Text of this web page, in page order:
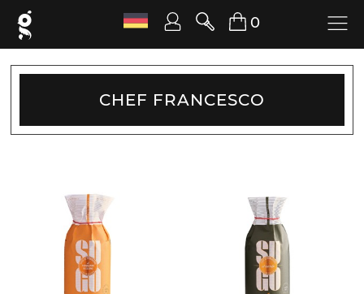
0
CHEF FRANCESCO